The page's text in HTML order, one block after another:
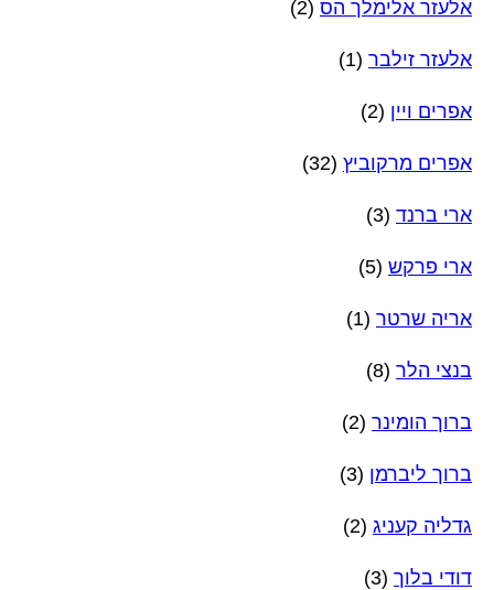
אלעזר אלימלך הס (2)
אלעזר זילבר (1)
אפרים ויין (2)
אפרים מרקוביץ (32)
ארי ברנד (3)
ארי פרקש (5)
אריה שרטר (1)
בנצי הלר (8)
ברוך הומינר (2)
ברוך ליברמן (3)
גדליה קעניג (2)
דודי בלוך (3)